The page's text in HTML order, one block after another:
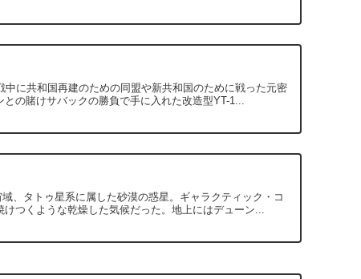
に共和国再建のための同盟や新共和国のために戦った元密
の賭けサバックの勝負で手に入れた改造型YT-1...
、タトゥ星系に属した砂漠の惑星。ギャラクティック・コ
つくような乾燥した気候だった。地上にはデューン...